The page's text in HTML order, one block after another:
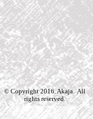
© Copyright 2016. Akaja. All
rights reserved.